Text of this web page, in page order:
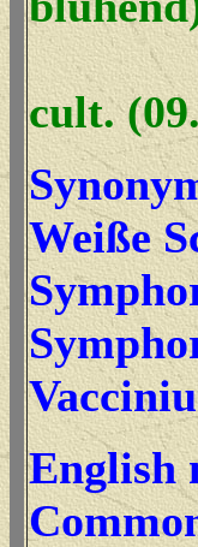
cult.
Weiße
English